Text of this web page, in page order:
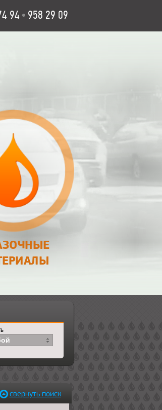
94 • 958 29 09
свернуть поиск